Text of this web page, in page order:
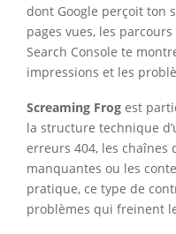
dont Google perçoit ton
pages vues, les
Search Console te
impressions et les
Screaming Frog est
la structure technique
erreurs 404, les chaînes
manquantes ou les
pratique, ce type de
problèmes qui freinent